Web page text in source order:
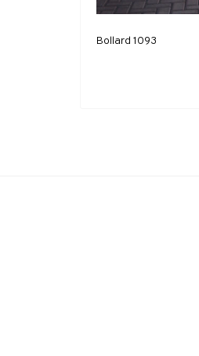
Bollard 1093